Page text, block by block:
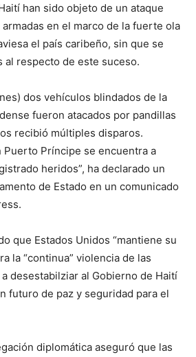
han sido objeto de un ataque
en el marco de la fuerte ola
el país caribeño, sin que se
al respecto de este suceso.
dos vehículos blindados de la
fueron atacados por pandillas
recibió múltiples disparos.
Puerto Príncipe se encuentra a
heridos”, ha declarado un
de Estado en un comunicado
que Estados Unidos “mantiene su
la “continua” violencia de las
desestabilziar al Gobierno de Haití
futuro de paz y seguridad para el
diplomática aseguró que las